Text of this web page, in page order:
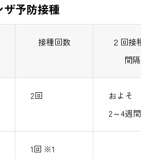
化器内科
ザ予防接種
接種回数
２回接
間隔
2回
およそ
2～4週間
1回 ※1